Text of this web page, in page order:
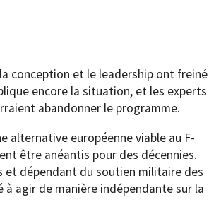
conception et le leadership ont freiné
encore la situation, et les experts
abandonner le programme.
alternative européenne viable au F-
être anéantis pour des décennies.
et dépendant du soutien militaire des
agir de manière indépendante sur la